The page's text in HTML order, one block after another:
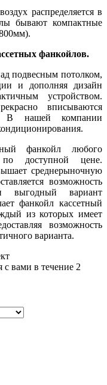
распределяется в
бывают компактные
фанкойлов.
подвесным потолком,
и дополняя дизайн
устройством.
вписываются
В нашей компании
фанкойл любого
доступной цене.
среднерыночную
возможность
выгодный вариант
фанкойл кассетный
из которых имеет
возможность
варианта.
с вами в течение 2